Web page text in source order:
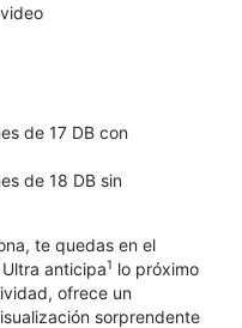
de 17 DB con
de 18 DB sin
te quedas en el
anticipa1 lo próximo
ofrece un
sorprendente